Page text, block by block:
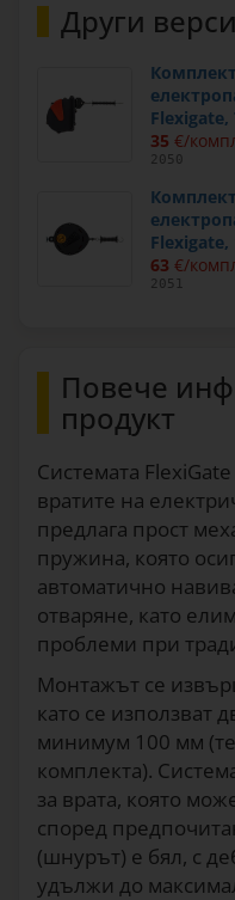
Други
Flexigate,
35 €/
2050
63 €/
2051
Повече
продукт
Системата
вратите на
предлага прост
пружина, която
автоматично
отваряне, като
проблеми при
Монтажът се
като се използват
минимум 100 мм
комплекта).
за врата, която
според
(шнурът) е бял, с
удължи до